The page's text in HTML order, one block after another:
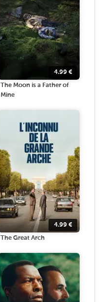
4.99 €
The Moon is a Father of
Mine
4.99 €
The Great Arch